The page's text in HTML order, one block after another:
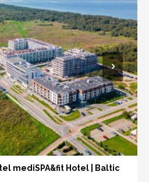
mediSPA&fit Hotel | Baltic